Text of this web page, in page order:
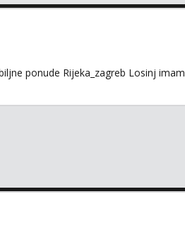
ponude Rijeka_zagreb Losinj imam